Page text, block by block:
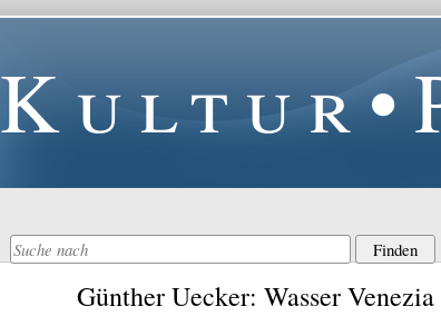
Günther Uecker: Wasser Venezia